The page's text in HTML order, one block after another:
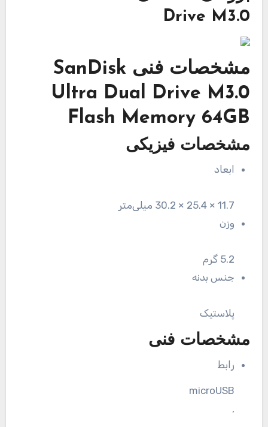
Drive M3.0
مشخصات فنی SanDisk
Ultra Dual Drive M3.0
Flash Memory 64GB
مشخصات فیزیکی
ابعاد
11.7 × 25.4 × 30.2 میلی‌متر
وزن
5.2 گرم
جنس بدنه
پلاستیک
مشخصات فنی
رابط
microUSB
,